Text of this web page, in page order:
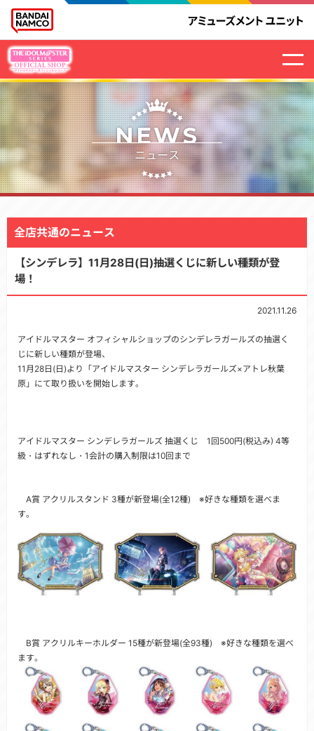
NEWS
ニュース
全店共通のニュース
【シンデレラ】11月28日(日)抽選くじに新しい種類が登
場！
2021.11.26
アイドルマスター オフィシャルショップのシンデレラガールズの抽選く
じに新しい種類が登場、
11月28日(日)より「アイドルマスター シンデレラガールズ×アトレ秋葉
原」にて取り扱いを開始します。
アイドルマスター シンデレラガールズ 抽選くじ 1回500円(税込み) 4等
級・はずれなし・1会計の購入制限は10回まで
A賞 アクリルスタンド 3種が新登場(全12種) ※好きな種類を選べま
す。
B賞 アクリルキーホルダー 15種が新登場(全93種) ※好きな種類を選べ
ます。